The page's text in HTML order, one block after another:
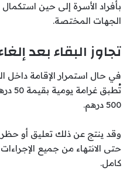
بأفراد الأسرة إلى حين
الجهات المختصة.
تجاوز البقاء بعد
في حال استمرار الإقامة داخل
تُطبق
500 درهم.
وقد ينتج عن ذلك تعليق أو
حتى الانتهاء من جميع
كامل.